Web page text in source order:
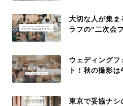
大切な人が集
ラフの"二次会
ウェディング
ト！秋の撮影
東京で妥協ナシ